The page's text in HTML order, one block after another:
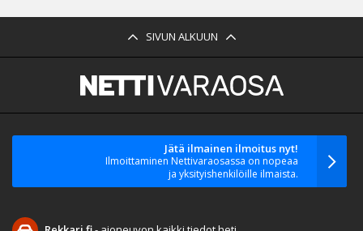
SIVUN ALKUUN
Jätä ilmainen ilmoitus nyt!
Ilmoittaminen Nettivaraosassa on nopeaa
ja yksityishenkilöille ilmaista.